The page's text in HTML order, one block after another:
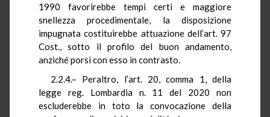
1990 favorirebbe tempi certi e maggiore
snellezza procedimentale, la disposizione
impugnata costituirebbe attuazione dell’art. 97
Cost., sotto il profilo del buon andamento,
anziché porsi con esso in contrasto.
2.2.4.– Peraltro, l’art. 20, comma 1, della
legge reg. Lombardia n. 11 del 2020 non
escluderebbe in toto la convocazione della